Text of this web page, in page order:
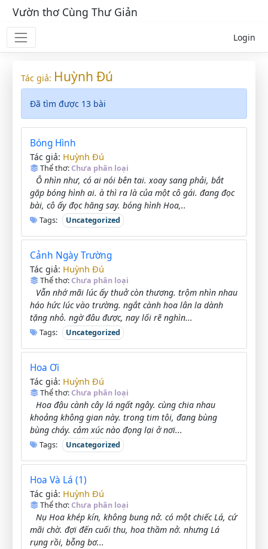
Vườn thơ Cùng Thư Giản
Login
Tác giả: Huỳnh Đú
Đã tìm được 13 bài
Bóng Hình
Tác giả: Huỳnh Đú
Thể thơ:Chưa phân loại
Ô nhìn như, có ai nói bên tai. xoay sang phải, bắt
gặp bóng hình ai. à thì ra là của một cô gái. đang đọc
bài, cô ấy đọc hăng say. bóng hình Hoa,..
Tags: Uncategorized
Cảnh Ngày Trường
Tác giả: Huỳnh Đú
Thể thơ:Chưa phân loại
Vẫn nhớ mãi lúc ấy thuở còn thương. trộm nhìn nhau
háo hức lúc vào trường. ngắt cành hoa lân la dành
tặng nhỏ. ngờ đâu được, nay lối rẽ nghìn...
Tags: Uncategorized
Hoa Ơi
Tác giả: Huỳnh Đú
Thể thơ:Chưa phân loại
Hoa đậu cành cây lá ngất ngây. cùng chia nhau
khoảng không gian này. trong tim tôi, đang bùng
bùng cháy. cảm xúc nào đọng lại ở nơi...
Tags: Uncategorized
Hoa Và Lá (1)
Tác giả: Huỳnh Đú
Thể thơ:Chưa phân loại
Nụ Hoa khép kín, không bung nở. có một chiếc Lá, cứ
mãi chờ. đợi đến cuối thu, hoa thầm nở. nhưng Lá
rụng rồi, bỗng bơ...